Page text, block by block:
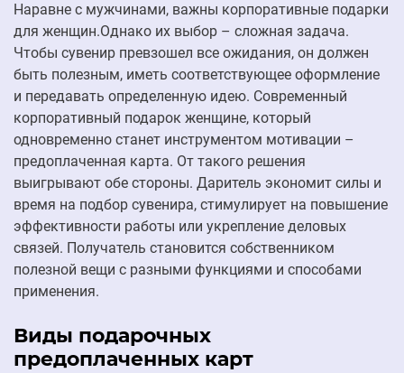
Наравне с мужчинами, важны корпоративные подарки
для женщин.Однако их выбор – сложная задача.
Чтобы сувенир превзошел все ожидания, он должен
быть полезным, иметь соответствующее оформление
и передавать определенную идею. Современный
корпоративный подарок женщине, который
одновременно станет инструментом мотивации –
предоплаченная карта. От такого решения
выигрывают обе стороны. Даритель экономит силы и
время на подбор сувенира, стимулирует на повышение
эффективности работы или укрепление деловых
связей. Получатель становится собственником
полезной вещи с разными функциями и способами
применения.
Виды подарочных
предоплаченных карт